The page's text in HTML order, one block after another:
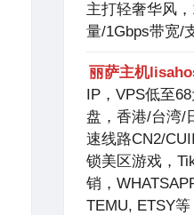
主打轻奢华风
量/1Gbps带宽/
丽萨主机
IP，VPS低至
盘，香港/台湾/
速线路CN2/
锁美区游戏，
销，
TEMU, ETSY等